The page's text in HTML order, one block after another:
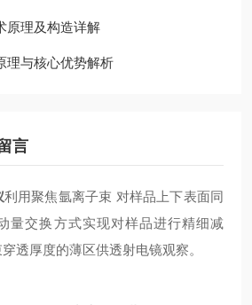
原理及构造详解
理与核心优势解析
言
利用聚焦氩离子束 对样品上下表面同
量交换方式实现对样品进行精细减
透厚度的薄区供透射电镜观察。